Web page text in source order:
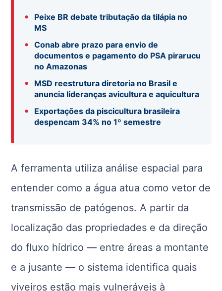
•
Peixe BR debate tributação da tilápia no
MS
•
Conab abre prazo para envio de
documentos e pagamento do PSA pirarucu
no Amazonas
•
MSD reestrutura diretoria no Brasil e
anuncia lideranças avicultura e aquicultura
•
Exportações da piscicultura brasileira
despencam 34% no 1º semestre
A ferramenta utiliza análise espacial para
entender como a água atua como vetor de
transmissão de patógenos. A partir da
localização das propriedades e da direção
do fluxo hídrico — entre áreas a montante
e a jusante — o sistema identifica quais
viveiros estão mais vulneráveis à